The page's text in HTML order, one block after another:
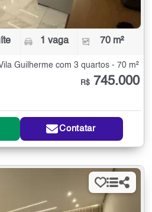
1 vaga 70 m²
Guilherme com 3 quartos - 70 m²
R$ 745.000
Contatar